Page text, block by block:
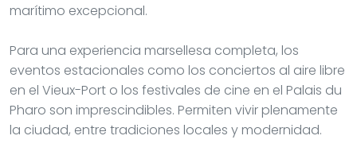
marítimo excepcional.
Para una experiencia marsellesa completa, los
eventos estacionales como los conciertos al aire libre
en el Vieux-Port o los festivales de cine en el Palais du
Pharo son imprescindibles. Permiten vivir plenamente
la ciudad, entre tradiciones locales y modernidad.